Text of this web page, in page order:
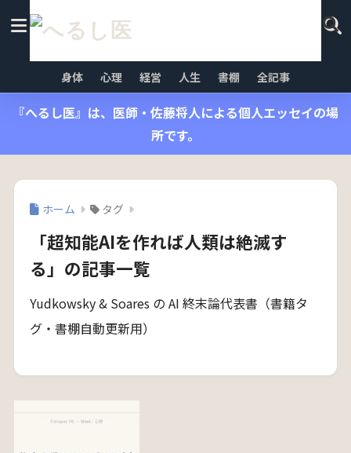
身体 心理 経営 人生 書棚 全記事
『へるし医』は、医師・佐藤将人による個人エッセイの場
所です。
ホーム タグ
「超知能AIを作れば人類は絶滅す
る」の記事一覧
Yudkowsky & Soares の AI 終末論代表書（書籍タ
グ・書棚自動更新用）